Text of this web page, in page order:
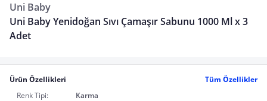
Uni Baby
Uni Baby Yenidoğan Sıvı Çamaşır Sabunu 1000 Ml x 3
Adet
Ürün Özellikleri
Tüm Özellikler
Renk Tipi:
Karma